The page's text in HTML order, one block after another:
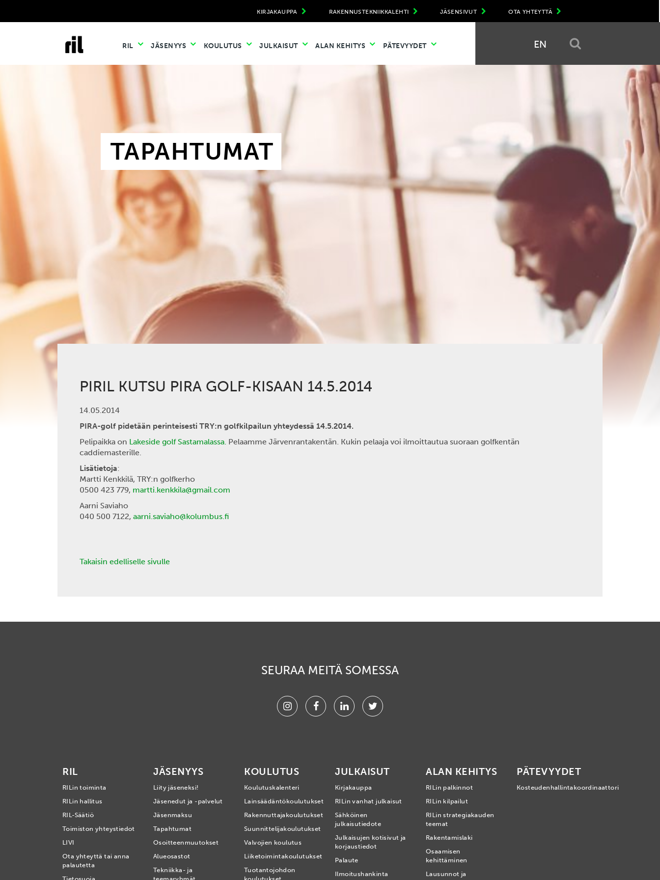
OTA YHTEYTTÄ
JÄSENSIVUT
RAKENNUSTEKNIIKKALEHTI
KIRJAKAUPPA
RIL JÄSENYYS KOULUTUS JULKAISUT ALAN KEHITYS PÄTEVYYDET EN
TAPAHTUMAT
PIRIL KUTSU PIRA GOLF-KISAAN 14.5.2014
14.05.2014
PIRA-golf pidetään perinteisesti TRY:n golfkilpailun yhteydessä 14.5.2014.
Pelipaikka on Lakeside golf Sastamalassa. Pelaamme Järvenrantakentän. Kukin pelaaja voi ilmoittautua suoraan golfkentän
caddiemasterille.
Lisätietoja:
Martti Kenkkilä, TRY:n golfkerho
0500 423 779, martti.kenkkila@gmail.com
Aarni Saviaho
040 500 7122, aarni.saviaho@kolumbus.fi
Takaisin edelliselle sivulle
SEURAA MEITÄ SOMESSA
InstagramFacebookLinkedinTwitter
RIL
RILin toiminta
RILin hallitus
RIL-Säätiö
Toimiston yhteystiedot
LIVI
Ota yhteyttä tai anna
palautetta
JÄSENYYS
Liity jäseneksi!
Jäsenedut ja -palvelut
Jäsenmaksu
Tapahtumat
Osoitteenmuutokset
Alueosastot
Tekniikka- ja
KOULUTUS
Koulutuskalenteri
Lainsäädäntökoulutukset
Rakennuttajakoulutukset
Suunnittelijakoulutukset
Valvojien koulutus
Liiketoimintakoulutukset
Tuotantojohdon
JULKAISUT
Kirjakauppa
RILin vanhat julkaisut
Sähköinen
julkaisutiedote
Julkaisujen kotisivut ja
korjaustiedot
Palaute
Ilmoitushankinta
ALAN KEHITYS
RILin palkinnot
RILin kilpailut
RILin strategiakauden
teemat
Rakentamislaki
Osaamisen
kehittäminen
Lausunnot ja
PÄTEVYYDET
Kosteudenhallintakoordinaattori